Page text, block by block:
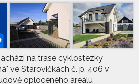
na trase cyklostezky
ve Starovičkách č. p. 406 v
oploceného areálu